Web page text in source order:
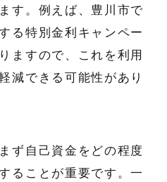
す。例えば、豊川市で
る特別金利キャンペー
ますので、これを利用
減できる可能性があり
ず自己資金をどの程度
ることが重要です。一